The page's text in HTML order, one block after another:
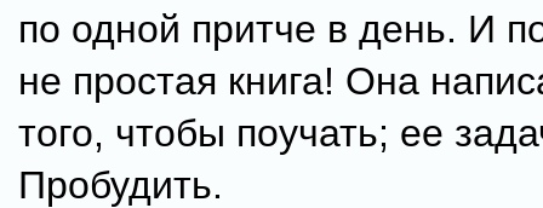
по одной притче в день. И
не простая книга! Она
того, чтобы поучать; ее
Пробудить.